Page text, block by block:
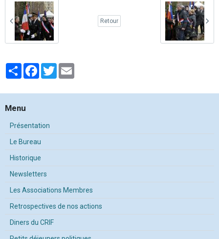
Retour
PartagerFacebook
Twitter
Menu
Présentation
Le Bureau
Historique
Newsletters
Les Associations Membres
Retrospectives de nos actions
Diners du CRIF